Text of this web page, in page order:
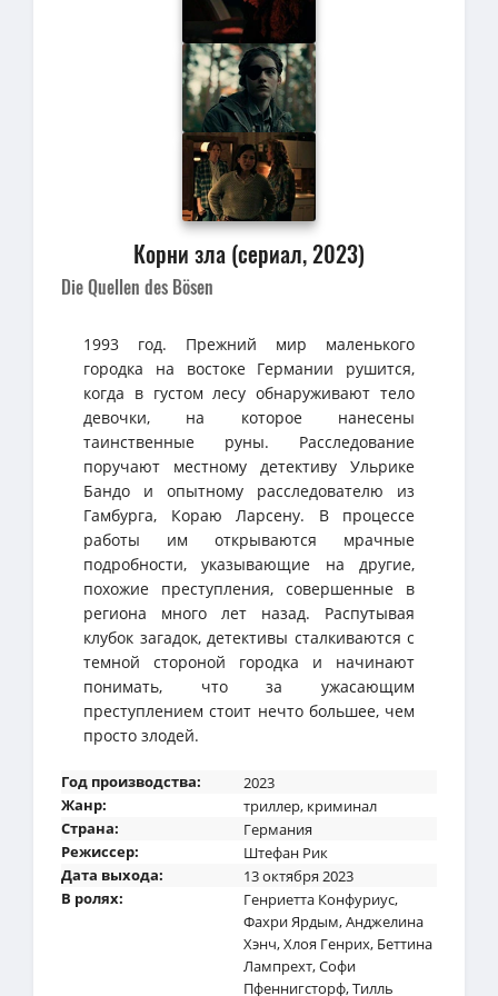
Корни зла (сериал, 2023)
Die Quellen des Bösen
1993 год. Прежний мир маленького
городка на востоке Германии рушится,
когда в густом лесу обнаруживают тело
девочки, на которое нанесены
таинственные руны. Расследование
поручают местному детективу Ульрике
Бандо и опытному расследователю из
Гамбурга, Кораю Ларсену. В процессе
работы им открываются мрачные
подробности, указывающие на другие,
похожие преступления, совершенные в
региона много лет назад. Распутывая
клубок загадок, детективы сталкиваются с
темной стороной городка и начинают
понимать, что за ужасающим
преступлением стоит нечто большее, чем
просто злодей.
Год производства:
2023
Жанр:
триллер, криминал
Страна:
Германия
Режиссер:
Штефан Рик
Дата выхода:
13 октября 2023
В ролях:
Генриетта Конфуриус,
Фахри Ярдым,Анджелина
Хэнч,Хлоя Генрих, Беттина
Лампрехт,Софи
Пфеннигсторф,Тилль